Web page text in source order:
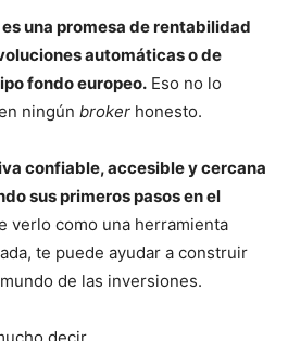
es una promesa de rentabilidad
automáticas o de
fondo europeo. Eso no lo
ningún broker honesto.
confiable, accesible y cercana
sus primeros pasos en el
verlo como una herramienta
te puede ayudar a construir
de las inversiones.